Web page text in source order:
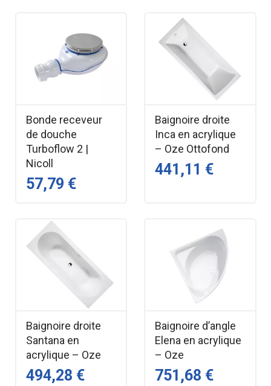
Bonde receveur
de douche
Turboflow 2 |
Nicoll
57,79 €
Baignoire droite
Inca en acrylique
– Oze Ottofond
441,11 €
Baignoire droite
Santana en
acrylique – Oze
494,28 €
Baignoire d’angle
Elena en acrylique
– Oze
751,68 €